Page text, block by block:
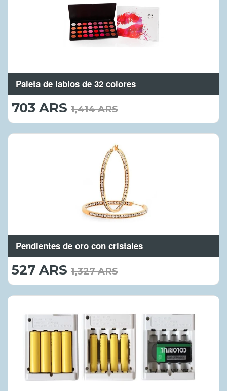
Paleta de labios de 32 colores
703 ARS 703.00
ARS
1,414 ARS
Pendientes de oro con cristales
527 ARS 527.00
ARS
1,327 ARS